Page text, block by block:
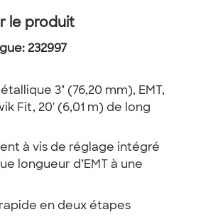
le produit
232997
3" (76,20 mm), EMT,
Fit, 20' (6,01 m) de long
à vis de réglage intégré
longueur d’EMT à une
en deux étapes